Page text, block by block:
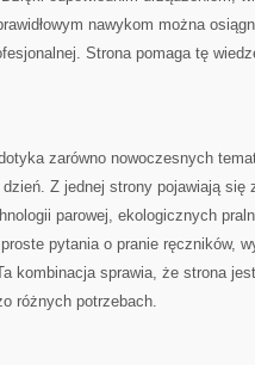
nawykom można
Strona pomaga tę
zarówno nowoczesnych
Z jednej strony pojawiają się
parowej, ekologicznych
pytania o pranie ręczników,
kombinacja sprawia, że strona
różnych potrzebach.